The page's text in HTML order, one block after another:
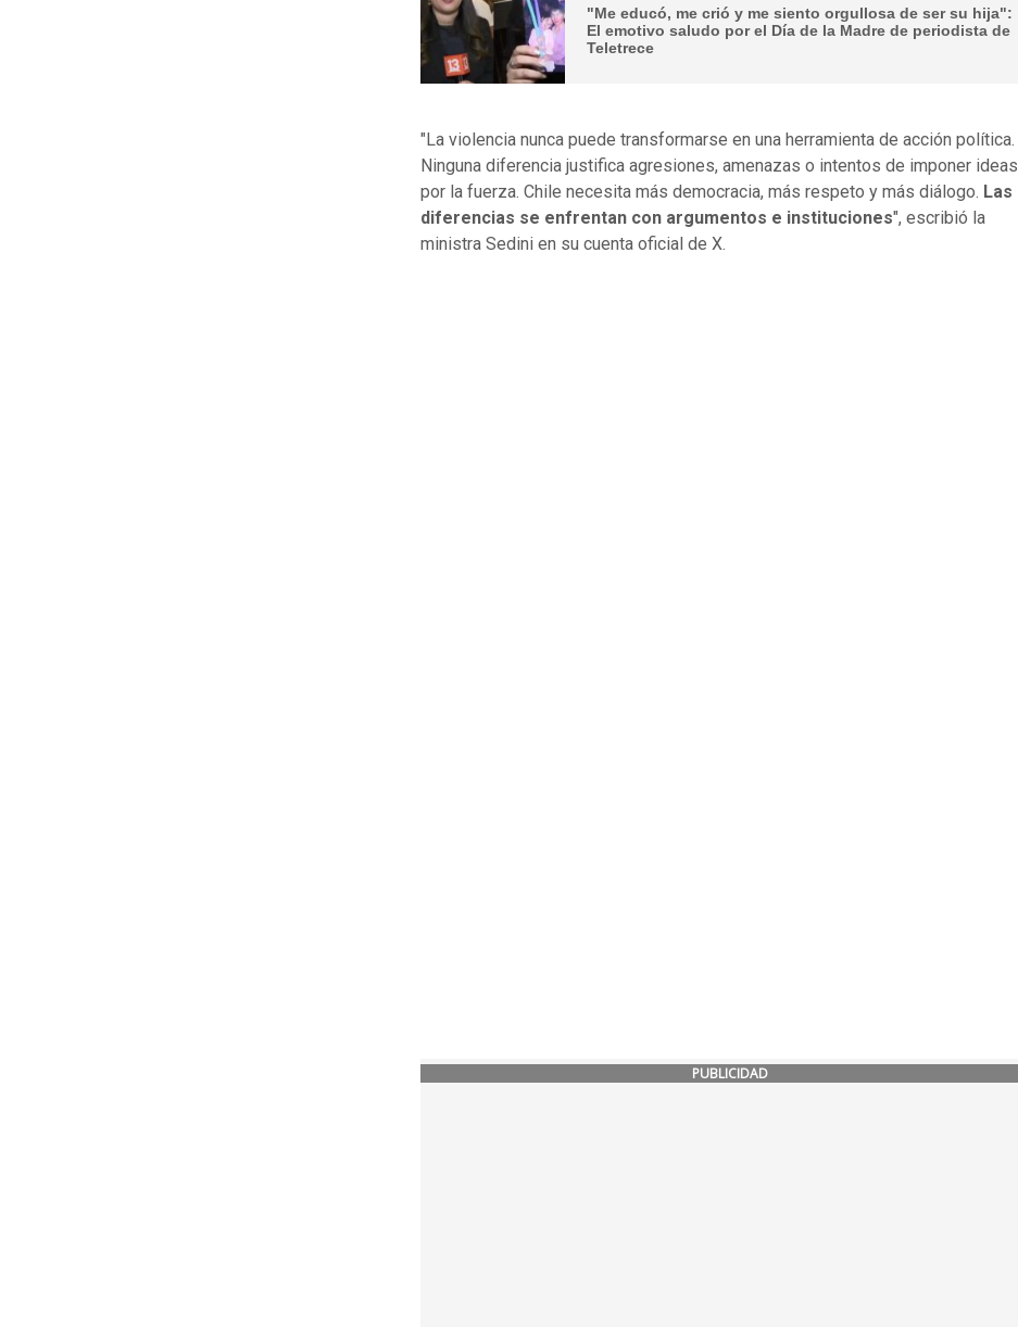
"Me educó, me crió y me siento orgullosa de ser su hija":
El emotivo saludo por el Día de la Madre de periodista de
Teletrece
"La violencia nunca puede transformarse en una herramienta de acción política.
Ninguna diferencia justifica agresiones, amenazas o intentos de imponer ideas
por la fuerza. Chile necesita más democracia, más respeto y más diálogo. Las
diferencias se enfrentan con argumentos e instituciones", escribió la
ministra Sedini en su cuenta oficial de X.
PUBLICIDAD